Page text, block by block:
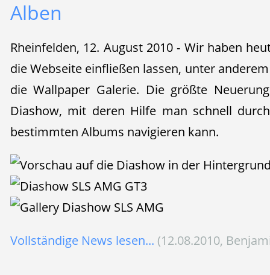
Alben
Rheinfelden, 12. August 2010 - Wir haben
die Webseite einfließen lassen, unter
die Wallpaper Galerie. Die größte
Diashow, mit deren Hilfe man schnell
bestimmten Albums navigieren kann.
Vollständige News lesen... (12.08.2010,